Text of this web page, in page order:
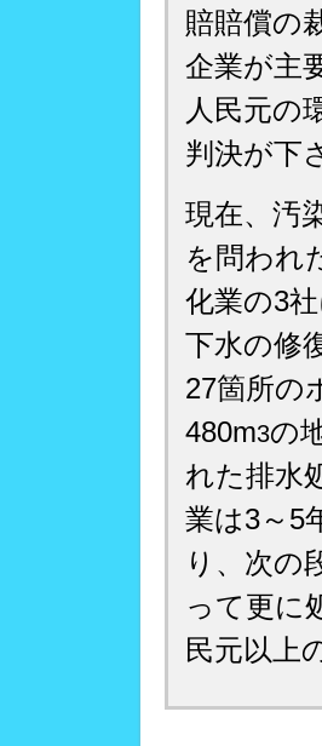
賠賠償の
企業が主
人民元の
判決が下
現在、汚
を問われ
化業の3
下水の修
27箇所の
480m3の
れた排水
業は3～5
り、次の
って更に
民元以上